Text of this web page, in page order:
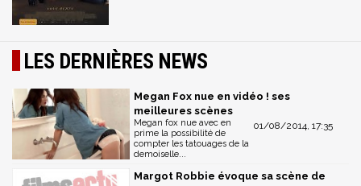
LES DERNIÈRES NEWS
Megan Fox nue en vidéo ! ses
meilleures scènes
01/08/2014, 17:35
Megan fox nue avec en
prime la possibilité de
compter les tatouages de la
demoiselle...
Margot Robbie évoque sa scène de